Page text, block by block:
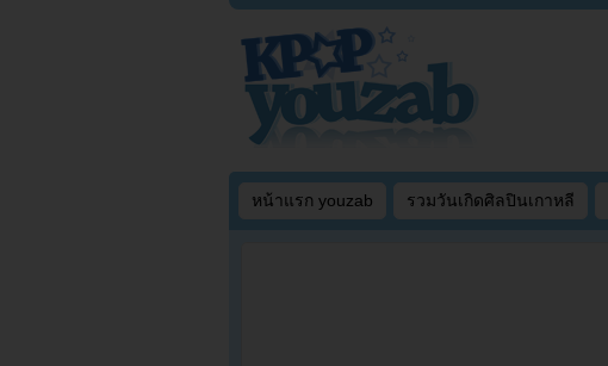
หน้าแรก youzab รวมวันเกิดศิลปินเกาหลี